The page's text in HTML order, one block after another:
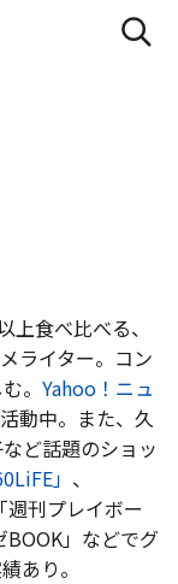
食べ比べる、
ライター。コン
。 Yahoo！ニュ
動中。また、久
ど話題のショッ
」 、
週刊プレイボー
」などでグ
あり。